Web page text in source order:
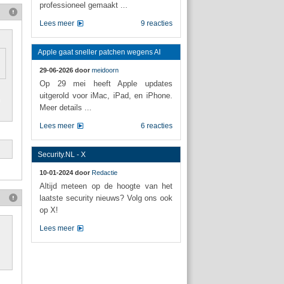
professioneel gemaakt ...
9 reacties
Lees meer
Apple gaat sneller patchen wegens AI
29-06-2026 door meidoorn
Op 29 mei heeft Apple updates
uitgerold voor iMac, iPad, en iPhone.
Meer details ...
6 reacties
Lees meer
Security.NL - X
10-01-2024 door Redactie
Altijd meteen op de hoogte van het
laatste security nieuws? Volg ons ook
op X!
Lees meer